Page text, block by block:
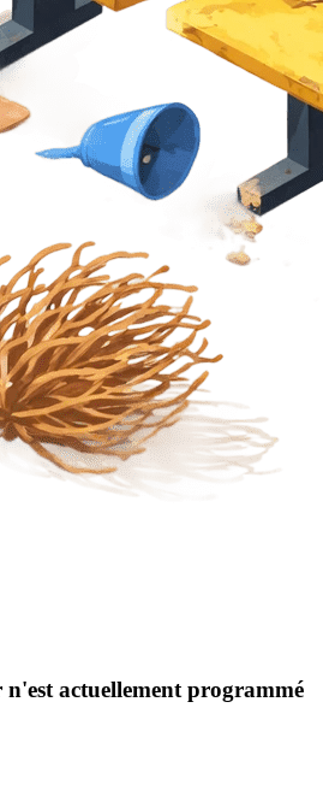
actuellement programmé